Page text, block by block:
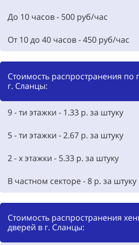
До 10 часов - 500 руб/час
От 10 до 40 часов - 450 руб/час
Стоимость распространения
г. Сланцы:
9 - ти этажки - 1.33 р. за штуку
5 - ти этажки - 2.67 р. за штуку
2 - х этажки - 5.33 р. за штуку
В частном секторе - 8 р. за штуку
Стоимость распространения
дверей в г. Сланцы: